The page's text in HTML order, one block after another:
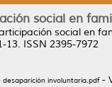
social en
social en
13. ISSN 2395-7972
desaparición involuntaria.pdf-